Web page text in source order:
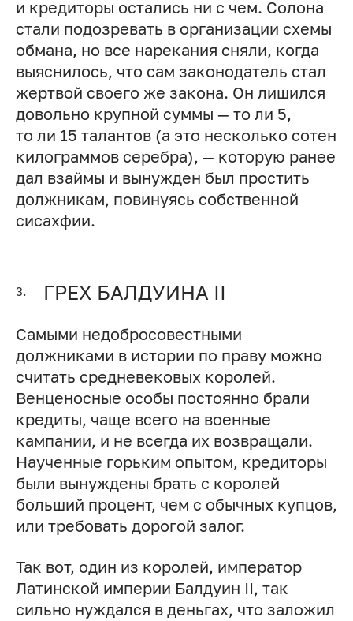
и кредиторы остались ни с чем. Солона
стали подозревать в организации схемы
обмана, но все нарекания сняли, когда
выяснилось, что сам законодатель стал
жертвой своего же закона. Он лишился
довольно крупной суммы — то ли 5,
то ли 15 талантов (а это несколько сотен
килограммов серебра), — которую ранее
дал взаймы и вынужден был простить
должникам, повинуясь собственной
сисахфии.
3. ГРЕХ БАЛДУИНА II
Самыми недобросовестными
должниками в истории по праву можно
считать средневековых королей.
Венценосные особы постоянно брали
кредиты, чаще всего на военные
кампании, и не всегда их возвращали.
Наученные горьким опытом, кредиторы
были вынуждены брать с королей
больший процент, чем с обычных купцов,
или требовать дорогой залог.
Так вот, один из королей, император
Латинской империи Балдуин II, так
сильно нуждался в деньгах, что заложил